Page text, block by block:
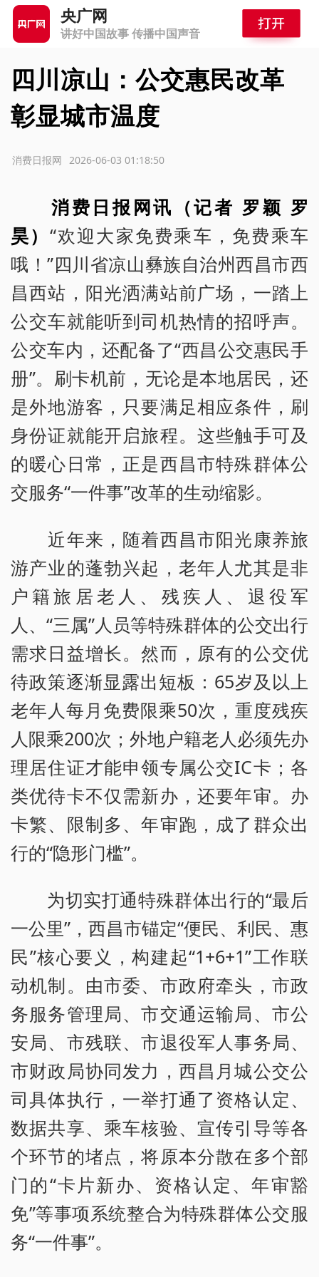
央广网
讲好中国故事 传播中国声音
四川凉山：公交惠民改革
彰显城市温度
2026-06-03 01:18:50
消费日报网
消费日报网讯（记者 罗颖 罗
昊） “欢迎大家免费乘车，免费乘车
哦！”四川省凉山彝族自治州西昌市西
昌西站，阳光洒满站前广场，一踏上
公交车就能听到司机热情的招呼声。
公交车内，还配备了“西昌公交惠民手
册”。刷卡机前，无论是本地居民，还
是外地游客，只要满足相应条件，刷
身份证就能开启旅程。这些触手可及
的暖心日常，正是西昌市特殊群体公
交服务“一件事”改革的生动缩影。
近年来，随着西昌市阳光康养旅
游产业的蓬勃兴起，老年人尤其是非
户籍旅居老人、残疾人、退役军
人、“三属”人员等特殊群体的公交出行
需求日益增长。然而，原有的公交优
待政策逐渐显露出短板：65岁及以上
老年人每月免费限乘50次，重度残疾
人限乘200次；外地户籍老人必须先办
理居住证才能申领专属公交IC卡；各
类优待卡不仅需新办，还要年审。办
卡繁、限制多、年审跑，成了群众出
行的“隐形门槛”。
为切实打通特殊群体出行的“最后
一公里”，西昌市锚定“便民、利民、惠
民”核心要义，构建起“1+6+1”工作联
动机制。由市委、市政府牵头，市政
务服务管理局、市交通运输局、市公
安局、市残联、市退役军人事务局、
市财政局协同发力，西昌月城公交公
司具体执行，一举打通了资格认定、
数据共享、乘车核验、宣传引导等各
个环节的堵点，将原本分散在多个部
门的“卡片新办、资格认定、年审豁
免”等事项系统整合为特殊群体公交服
务“一件事”。